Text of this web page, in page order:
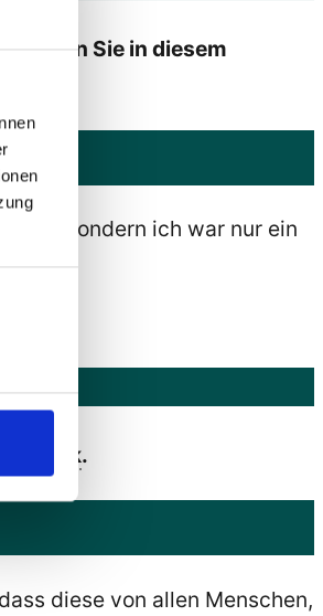
Sie in diesem
sondern ich war nur ein
.
diese von allen Menschen,